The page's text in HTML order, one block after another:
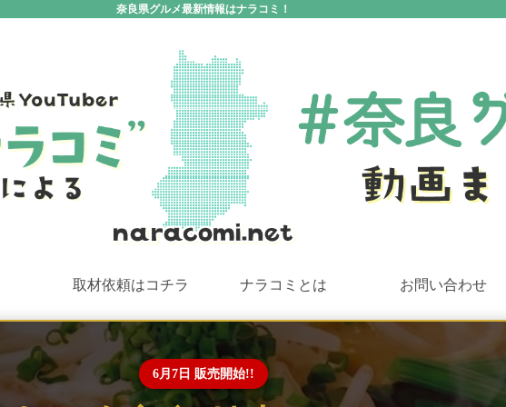
奈良県グルメ最新情報はナラコミ！
取材依頼はコチラ ナラコミとは お問い合わせ
6月7日 販売開始!!